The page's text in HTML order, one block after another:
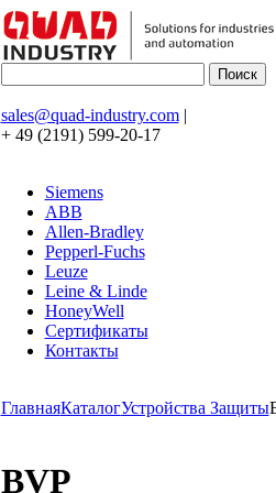
sales@quad-industry.com|
+ 49 (2191) 599-20-17
Siemens
ABB
Allen-Bradley
Pepperl-Fuchs
Leuze
Leine & Linde
HoneyWell
Сертификаты
Контакты
ГлавнаяКаталогУстройства Защиты
BVP